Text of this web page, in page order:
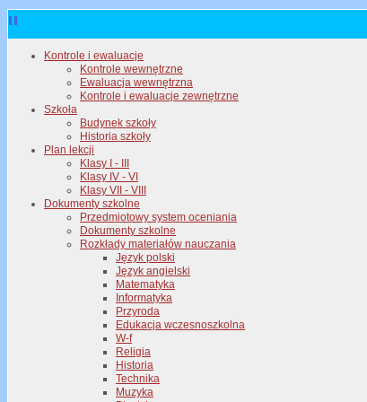
Kontrole i ewaluacje
Kontrole wewnętrzne
Ewaluacja wewnętrzna
Kontrole i ewaluacje zewnętrzne
Szkoła
Budynek szkoły
Historia szkoły
Plan lekcji
Klasy I - III
Klasy IV - VI
Klasy VII - VIII
Dokumenty szkolne
Przedmiotowy system oceniania
Dokumenty szkolne
Rozkłady materiałów nauczania
Język polski
Język angielski
Matematyka
Informatyka
Przyroda
Edukacja wczesnoszkolna
W-f
Religia
Historia
Technika
Muzyka